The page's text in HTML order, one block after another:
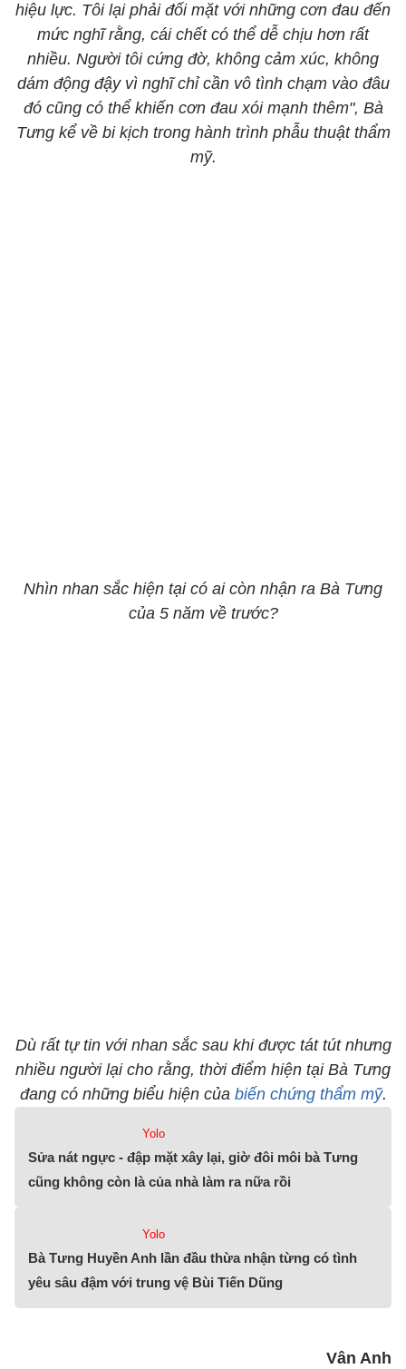
hiệu lực. Tôi lại phải đối mặt với những cơn đau đến
mức nghĩ rằng, cái chết có thể dễ chịu hơn rất
nhiều. Người tôi cứng đờ, không cảm xúc, không
dám động đậy vì nghĩ chỉ cần vô tình chạm vào đâu
đó cũng có thể khiến cơn đau xói mạnh thêm", Bà
Tưng kể về bi kịch trong hành trình phẫu thuật thẩm
mỹ.
Nhìn nhan sắc hiện tại có ai còn nhận ra Bà Tưng
của 5 năm về trước?
Dù rất tự tin với nhan sắc sau khi được tát tút nhưng
nhiều người lại cho rằng, thời điểm hiện tại Bà Tưng
đang có những biểu hiện của biến chứng thẩm mỹ.
Yolo
Sửa nát ngực - đập mặt xây lại, giờ đôi môi bà Tưng
cũng không còn là của nhà làm ra nữa rồi
Yolo
Bà Tưng Huyền Anh lần đầu thừa nhận từng có tình
yêu sâu đậm với trung vệ Bùi Tiến Dũng
Vân Anh